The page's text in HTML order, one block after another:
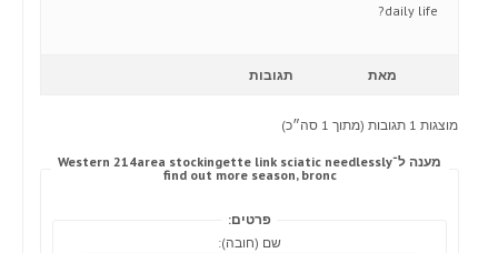
daily life?
מאת תגובות
מוצגות 1 תגובות (מתוך 1 סה״כ)
מענה ל־Western 214area stockingette link sciatic needlessly
find out more season, bronc
פרטים:
שם (חובה):